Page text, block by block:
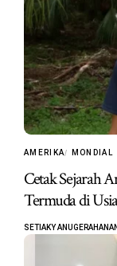
AMERIKA MONDIAL
Cetak Sejarah
Termuda di
SETIAKY